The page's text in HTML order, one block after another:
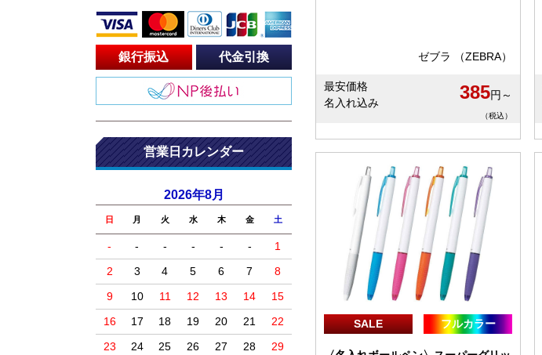
銀行振込 代金引換
営業日カレンダー
2026年8月
日 月 火 水 木 金 土
- - - - - -
1
2
3 4 5 6 7
8
9
10 11 12 13 14
15
16
17 18 19 20 21
22
23
24 25 26 27 28 29
ゼブラ （ZEBRA）
最安価格
名入れ込み
385円～
（税込）
SALE フルカラー